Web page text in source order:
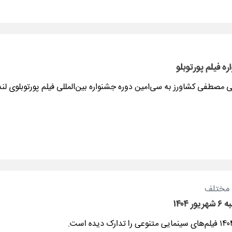
فیلم پورتوبلو
مصطفی کشاورز به سی‌امین دوره جشنواره بین‌المللی فیلم پورتوبلوی
مختلف